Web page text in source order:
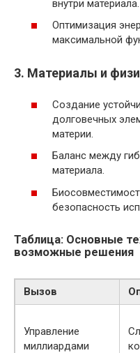
внутри материала.
Оптимизация
максимальной
3. Материалы и
Создание
долговечных
материи.
Баланс между
материала.
безопасность
Таблица: Основные
возможные решения
Вызов
Управление
миллиардами